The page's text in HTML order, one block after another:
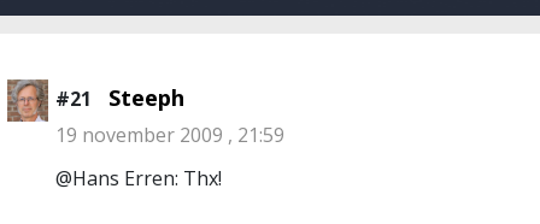
#21 Steeph
19 november 2009 , 21:59
@Hans Erren: Thx!